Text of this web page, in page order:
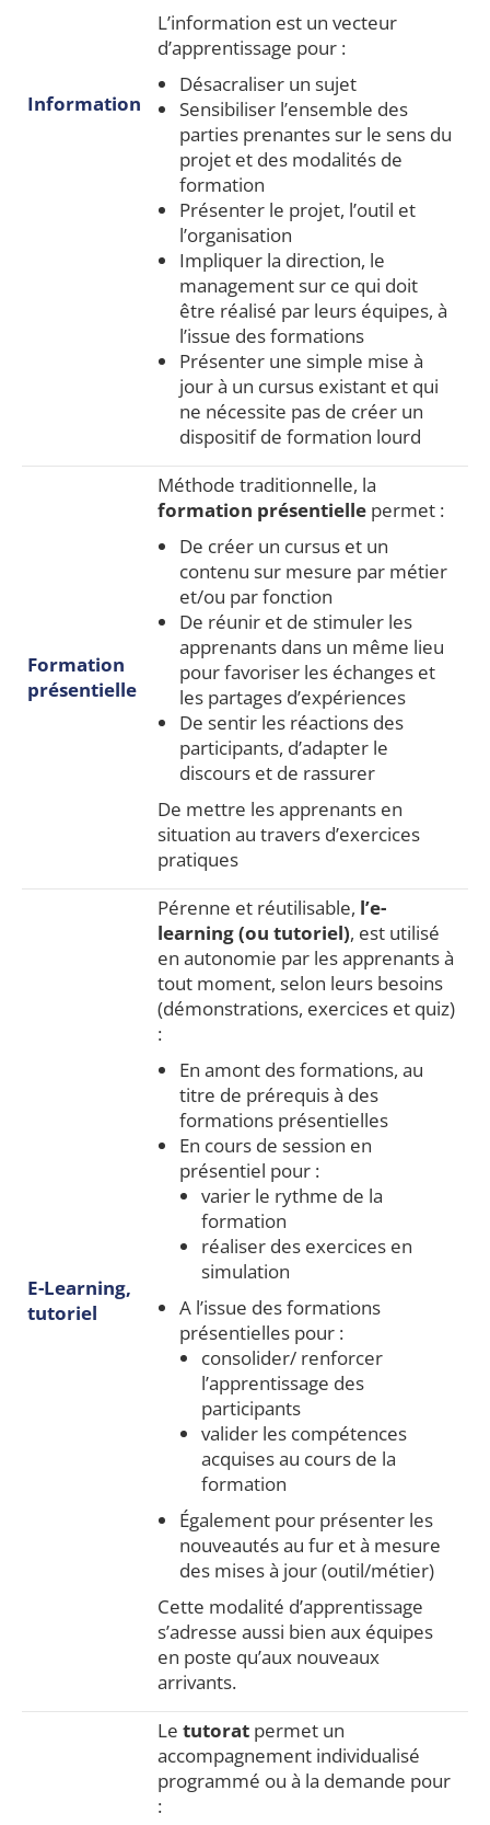
Information
L’information est un vecteur
d’apprentissage pour :
Désacraliser un sujet
Sensibiliser l’ensemble des
parties prenantes sur le sens du
projet et des modalités de
formation
Présenter le projet, l’outil et
l’organisation
Impliquer la direction, le
management sur ce qui doit
être réalisé par leurs équipes, à
l’issue des formations
Présenter une simple mise à
jour à un cursus existant et qui
ne nécessite pas de créer un
dispositif de formation lourd
Formation
présentielle
Méthode traditionnelle, la
formation présentielle permet :
De créer un cursus et un
contenu sur mesure par métier
et/ou par fonction
De réunir et de stimuler les
apprenants dans un même lieu
pour favoriser les échanges et
les partages d’expériences
De sentir les réactions des
participants, d’adapter le
discours et de rassurer
De mettre les apprenants en
situation au travers d’exercices
pratiques
E-Learning,
tutoriel
Pérenne et réutilisable, l’e-
learning (ou tutoriel), est utilisé
en autonomie par les apprenants à
tout moment, selon leurs besoins
(démonstrations, exercices et quiz)
:
En amont des formations, au
titre de prérequis à des
formations présentielles
En cours de session en
présentiel pour :
varier le rythme de la
formation
réaliser des exercices en
simulation
A l’issue des formations
présentielles pour :
consolider/ renforcer
l’apprentissage des
participants
valider les compétences
acquises au cours de la
formation
Également pour présenter les
nouveautés au fur et à mesure
des mises à jour (outil/métier)
Cette modalité d’apprentissage
s’adresse aussi bien aux équipes
en poste qu’aux nouveaux
arrivants.
Le tutorat permet un
accompagnement individualisé
programmé ou à la demande pour
: